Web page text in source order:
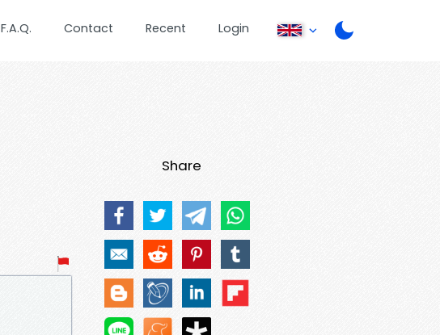
F.A.Q. Contact Recent Login
Share